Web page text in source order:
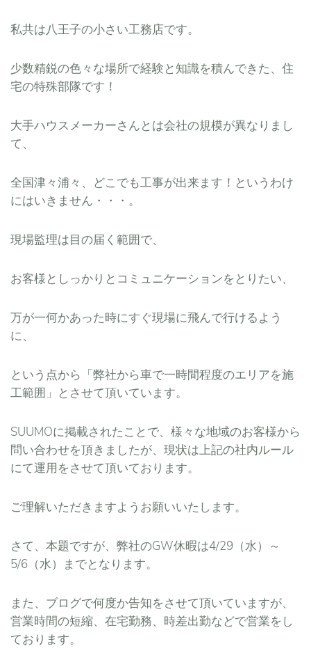
私共は八王子の小さい工務店です。
少数精鋭の色々な場所で経験と知識を積んできた、住
宅の特殊部隊です！
大手ハウスメーカーさんとは会社の規模が異なりまし
て、
全国津々浦々、どこでも工事が出来ます！というわけ
にはいきません・・・。
現場監理は目の届く範囲で、
お客様としっかりとコミュニケーションをとりたい、
万が一何かあった時にすぐ現場に飛んで行けるよう
に、
という点から「弊社から車で一時間程度のエリアを施
工範囲」とさせて頂いています。
SUUMOに掲載されたことで、様々な地域のお客様から
問い合わせを頂きましたが、現状は上記の社内ルール
にて運用をさせて頂いております。
ご理解いただきますようお願いいたします。
さて、本題ですが、弊社のGW休暇は4/29（水）～
5/6（水）までとなります。
また、ブログで何度か告知をさせて頂いていますが、
営業時間の短縮、在宅勤務、時差出勤などで営業をし
ております。